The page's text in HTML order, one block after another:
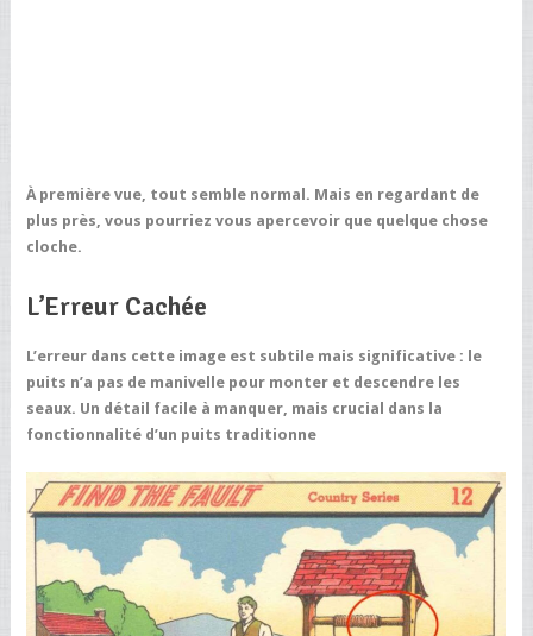
À première vue, tout semble normal. Mais en regardant de
plus près, vous pourriez vous apercevoir que quelque chose
cloche.
L’Erreur Cachée
L’erreur dans cette image est subtile mais significative : le
puits n’a pas de manivelle pour monter et descendre les
seaux. Un détail facile à manquer, mais crucial dans la
fonctionnalité d’un puits traditionne